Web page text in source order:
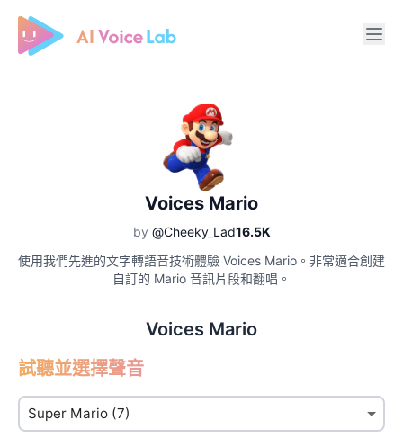
Free AI Cover & AI Voice Over
Voices Mario
by @Cheeky_Lad16.5K
使用我們先進的文字轉語音技術體驗 Voices Mario。非常適合創建
自訂的 Mario 音訊片段和翻唱。
Voices Mario
試聽並選擇聲音